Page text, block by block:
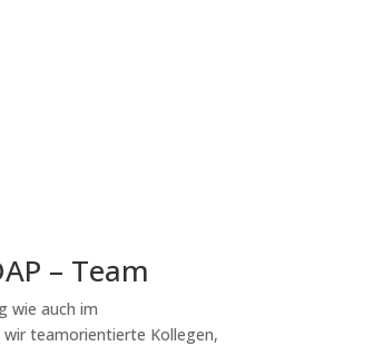
– Team
wie auch im
wir teamorientierte Kollegen,